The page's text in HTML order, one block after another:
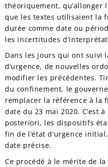
théoriquement, qu’allonger
que les textes utilisaient la
durée comme date ou
les incertitudes
Dans les jours qui ont suivi
d’urgence, de nouvelles
modifier les précédentes.
du confinement, le
remplacer la référence à la
date du 23 mai 2020. C’est
posteriori, les dispositifs
fin de l’état d’urgence
date précise.
Ce procédé à le mérite de